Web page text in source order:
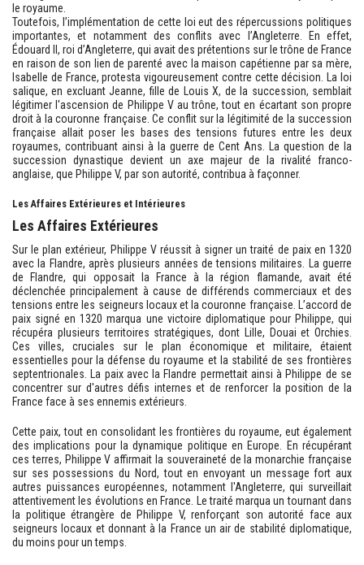
le royaume.
Toutefois, l’implémentation de cette loi eut des répercussions politiques
importantes, et notamment des conflits avec l’Angleterre. En effet,
Édouard II, roi d’Angleterre, qui avait des prétentions sur le trône de France
en raison de son lien de parenté avec la maison capétienne par sa mère,
Isabelle de France, protesta vigoureusement contre cette décision. La loi
salique, en excluant Jeanne, fille de Louis X, de la succession, semblait
légitimer l'ascension de Philippe V au trône, tout en écartant son propre
droit à la couronne française. Ce conflit sur la légitimité de la succession
française allait poser les bases des tensions futures entre les deux
royaumes, contribuant ainsi à la guerre de Cent Ans. La question de la
succession dynastique devient un axe majeur de la rivalité franco-
anglaise, que Philippe V, par son autorité, contribua à façonner.
Les Affaires Extérieures et Intérieures
Les Affaires Extérieures
Sur le plan extérieur, Philippe V réussit à signer un traité de paix en 1320
avec la Flandre, après plusieurs années de tensions militaires. La guerre
de Flandre, qui opposait la France à la région flamande, avait été
déclenchée principalement à cause de différends commerciaux et des
tensions entre les seigneurs locaux et la couronne française. L’accord de
paix signé en 1320 marqua une victoire diplomatique pour Philippe, qui
récupéra plusieurs territoires stratégiques, dont Lille, Douai et Orchies.
Ces villes, cruciales sur le plan économique et militaire, étaient
essentielles pour la défense du royaume et la stabilité de ses frontières
septentrionales. La paix avec la Flandre permettait ainsi à Philippe de se
concentrer sur d'autres défis internes et de renforcer la position de la
France face à ses ennemis extérieurs.
Cette paix, tout en consolidant les frontières du royaume, eut également
des implications pour la dynamique politique en Europe. En récupérant
ces terres, Philippe V affirmait la souveraineté de la monarchie française
sur ses possessions du Nord, tout en envoyant un message fort aux
autres puissances européennes, notamment l'Angleterre, qui surveillait
attentivement les évolutions en France. Le traité marqua un tournant dans
la politique étrangère de Philippe V, renforçant son autorité face aux
seigneurs locaux et donnant à la France un air de stabilité diplomatique,
du moins pour un temps.